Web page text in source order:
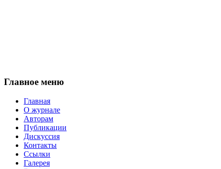
Главное меню
Главная
О журнале
Авторам
Публикации
Дискуссия
Контакты
Ссылки
Галерея